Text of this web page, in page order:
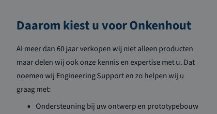
Daarom kiest u voor Onkenhout
Al meer dan 60 jaar verkopen wij niet alleen producten
maar delen wij ook onze kennis en expertise met u. Dat
noemen wij Engineering Support en zo helpen wij u
graag met:
Ondersteuning bij uw ontwerp en prototypebouw